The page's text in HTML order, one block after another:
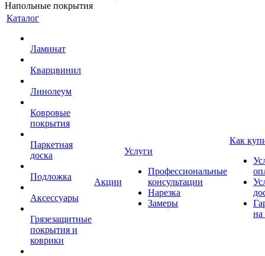
Напольные покрытия
Каталог
Ламинат
Кварцвинил
Линолеум
Ковровые
покрытия
Паркетная
доска
Подложка
Аксессуары
Грязезащитные
покрытия и
коврики
Акции
Услуги
Профессиональные
консультации
Нарезка
Замеры
Как
на